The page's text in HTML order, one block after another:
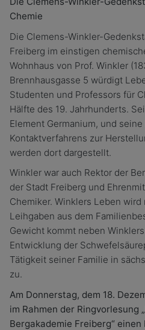
Chemie
Die Clemens-Winkler-
Freiberg im einstigen
Wohnhaus von Prof. Winkler
Brennhausgasse 5 würdigt
Studenten und Professors für
Hälfte des 19. Jahrhunderts.
Element Germanium, und
Kontaktverfahrens zur
werden dort dargestellt.
Winkler war auch Rektor der
der Stadt Freiberg und
Chemiker. Winklers Leben
Leihgaben aus dem
Gewicht kommt neben
Entwicklung der
Tätigkeit seiner Familie in
zu.
Am Donnerstag, dem 18.
im Rahmen der Ringvorlesung
Bergakademie Freiberg“